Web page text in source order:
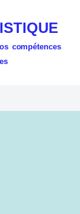
compétences